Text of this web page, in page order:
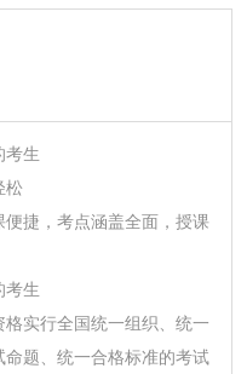
考生
松
捷，考点涵盖全面，授课
考生
实行全国统一组织、统一
题、统一合格标准的考试